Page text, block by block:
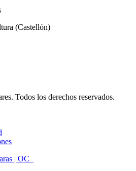
(Castellón)
Todos los derechos reservados.
| OC